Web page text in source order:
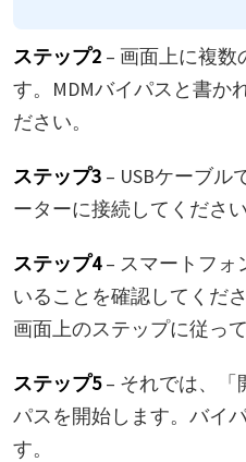
ステップ2 – 画面上に複数
す。MDMバイパスと書か
ださい。
ステップ3 – USBケーブル
ーターに接続してください
ステップ4– スマートフォ
いることを確認してくだ
画面上のステップに従って
ステップ5– それでは、「
パスを開始します。バイ
す。